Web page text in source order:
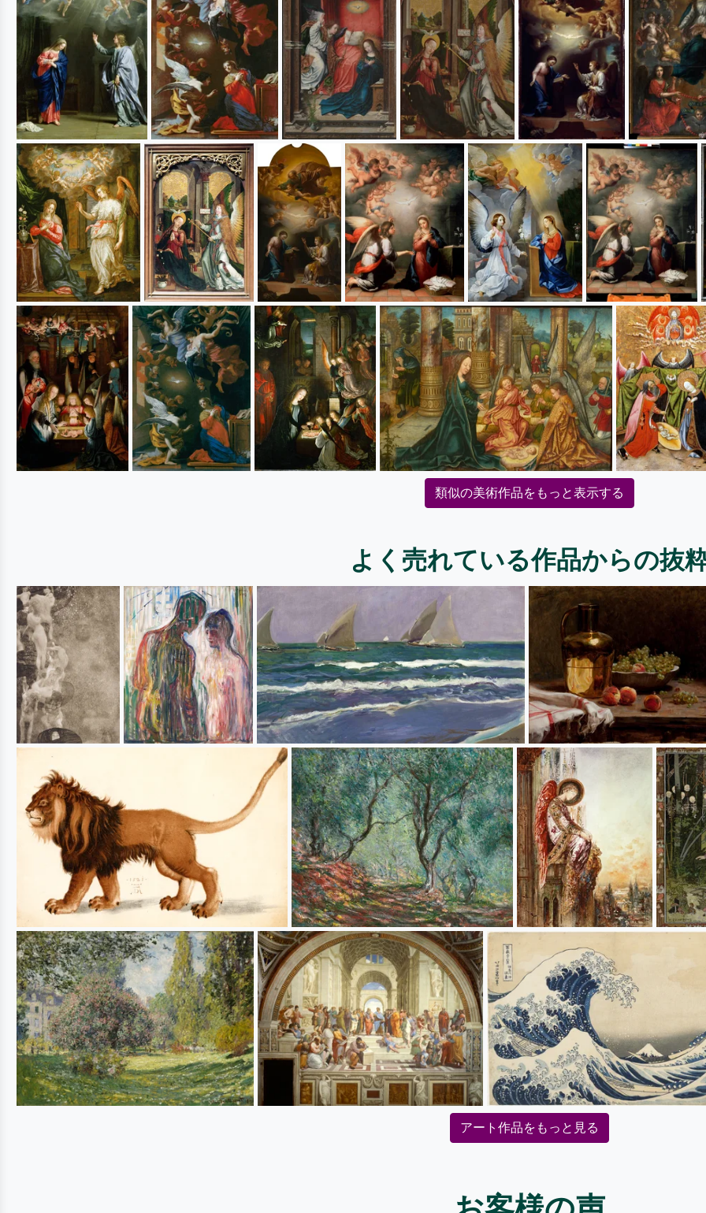
類似の美術作品をもっと表示する
よく売れている作品からの抜
アート作品をもっと見る